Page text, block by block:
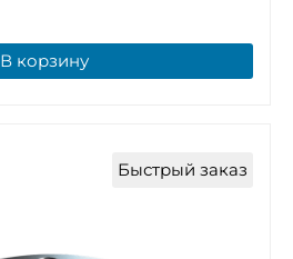
В корзину
Быстрый заказ